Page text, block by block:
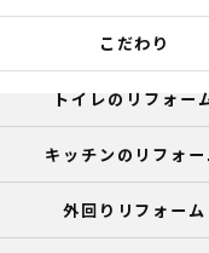
こだわり
トイレのリフォー
キッチンのリフォー
外回りリフォーム